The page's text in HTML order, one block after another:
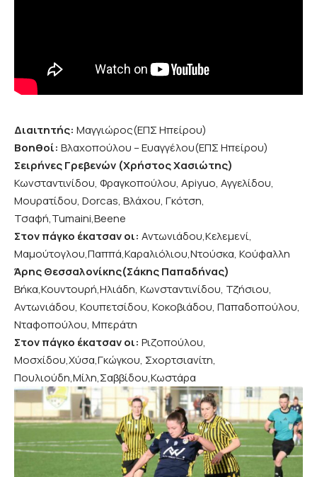
Διαιτητής: Μαγγιώρος(ΕΠΣ Ηπείρου)
Βοηθοί: Βλαχοπούλου – Ευαγγέλου(ΕΠΣ Ηπείρου)
Σειρήνες Γρεβενών (Χρήστος Χασιώτης)
Κωνσταντινίδου, Φραγκοπούλου, Αpiyuo, Αγγελίδου,
Μουρατίδου, Dorcas, Βλάχου, Γκότση,
Τσαφή,Tumaini,Beene
Στον πάγκο έκατσαν οι: Αντωνιάδου,Κελεμενί,
Μαμούτογλου,Παππά,Καραλιόλιου,Ντούσκα, Κούφαλλη
Άρης Θεσσαλονίκης(Σάκης Παπαδήνας)
Βήκα,Κουντουρή,Ηλιάδη, Κωνσταντινίδου, Τζήσιου,
Αντωνιάδου, Κουπετσίδου, Κοκοβιάδου, Παπαδοπούλου,
Νταφοπούλου, Μπεράτη
Στον πάγκο έκατσαν οι: Ριζοπούλου,
Μοσχίδου,Χύσα,Γκώγκου, Σχορτσιανίτη,
Πουλιούδη,Μίλη,Σαββίδου,Κωστάρα